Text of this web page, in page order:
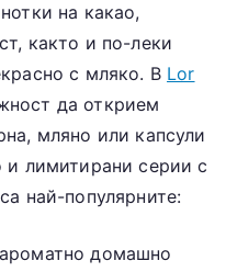
на какао,
както и по-леки
с мляко. В Lor
да открием
мляно или капсули
и лимитирани серии с
най-популярните:
домашно